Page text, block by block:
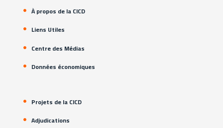
À propos de la CICD
Liens Utiles
Centre des Médias
Données économiques
Projets de la CICD
Adjudications